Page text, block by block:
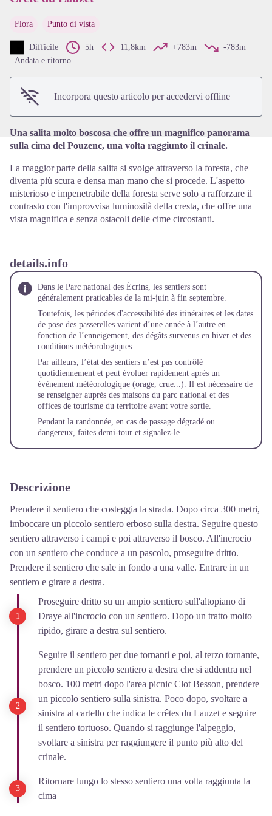
View picture in full screen
Flora Punto di vista
Difficile 5h 11,8km +783m
-783m
Andata e ritorno
Incorpora questo articolo per accedervi offline
Una salita molto boscosa che offre un magnifico panorama
sulla cima del Pouzenc, una volta raggiunto il crinale.
La maggior parte della salita si svolge attraverso la foresta, che
diventa più scura e densa man mano che si procede. L'aspetto
misterioso e impenetrabile della foresta serve solo a rafforzare il
contrasto con l'improvvisa luminosità della cresta, che offre una
vista magnifica e senza ostacoli delle cime circostanti.
details.info
Dans le Parc national des Écrins, les sentiers sont
généralement praticables de la mi-juin à fin septembre.
Toutefois, les périodes d'accessibilité des itinéraires et les dates
de pose des passerelles varient d’une année à l’autre en
fonction de l’enneigement, des dégâts survenus en hiver et des
conditions météorologiques.
Par ailleurs, l’état des sentiers n’est pas contrôlé
quotidiennement et peut évoluer rapidement après un
évènement météorologique (orage, crue...). Il est nécessaire de
se renseigner auprès des maisons du parc national et des
offices de tourisme du territoire avant votre sortie.
Pendant la randonnée, en cas de passage dégradé ou
dangereux, faites demi-tour et signalez-le.
Descrizione
Prendere il sentiero che costeggia la strada. Dopo circa 300 metri,
imboccare un piccolo sentiero erboso sulla destra. Seguire questo
sentiero attraverso i campi e poi attraverso il bosco. All'incrocio
con un sentiero che conduce a un pascolo, proseguire dritto.
Prendere il sentiero che sale in fondo a una valle. Entrare in un
sentiero e girare a destra.
Proseguire dritto su un ampio sentiero sull'altopiano di
Draye all'incrocio con un sentiero. Dopo un tratto molto
ripido, girare a destra sul sentiero.
Seguire il sentiero per due tornanti e poi, al terzo tornante,
prendere un piccolo sentiero a destra che si addentra nel
bosco. 100 metri dopo l'area picnic Clot Besson, prendere
un piccolo sentiero sulla sinistra. Poco dopo, svoltare a
sinistra al cartello che indica le crêtes du Lauzet e seguire
il sentiero tortuoso. Quando si raggiunge l'alpeggio,
svoltare a sinistra per raggiungere il punto più alto del
crinale.
Ritornare lungo lo stesso sentiero una volta raggiunta la
cima